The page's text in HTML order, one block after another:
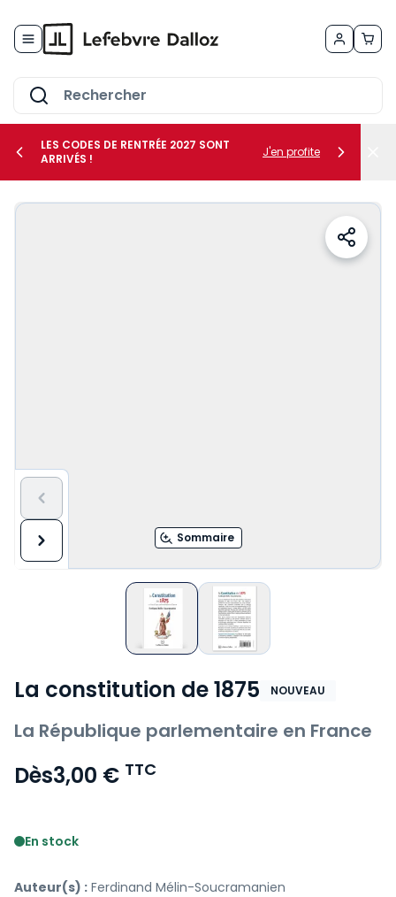
le sous-menu Vos métiers
LES CODES DE RENTRÉE 2027 SONT
ARRIVÉS !
J'en profite
Sommaire
La constitution de 1875 NOUVEAU
La République parlementaire en France
Dès3,00 € TTC
En stock
Auteur(s) : Ferdinand Mélin-Soucramanien